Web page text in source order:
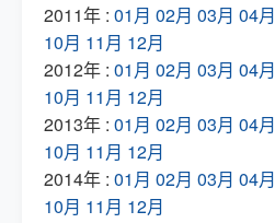
2011年 : 01月 02月 03月 04月
10月 11月 12月
2012年 : 01月 02月 03月 04月
10月 11月 12月
2013年 : 01月 02月 03月 04月
10月 11月 12月
2014年 : 01月 02月 03月 04月
10月 11月 12月